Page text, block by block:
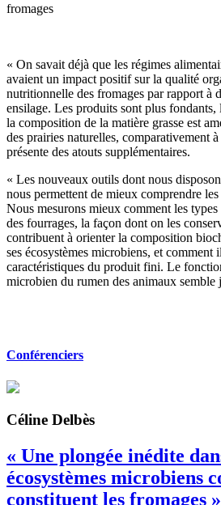
fromages
« On savait déjà que les régimes
avaient un impact positif sur la qualité
nutritionnelle des fromages par rapport à
ensilage. Les produits sont plus fondants,
la composition de la matière grasse est
des prairies naturelles, comparativement à
présente des atouts supplémentaires.
« Les nouveaux outils dont nous
nous permettent de mieux comprendre
Nous mesurons mieux comment les
des fourrages, la façon dont on les
contribuent à orienter la composition
ses écosystèmes microbiens, et
caractéristiques du produit fini. Le
microbien du rumen des animaux
Conférenciers
Céline Delbès
« Une plongée inédite
écosystèmes microbiens
constituent les fromages »